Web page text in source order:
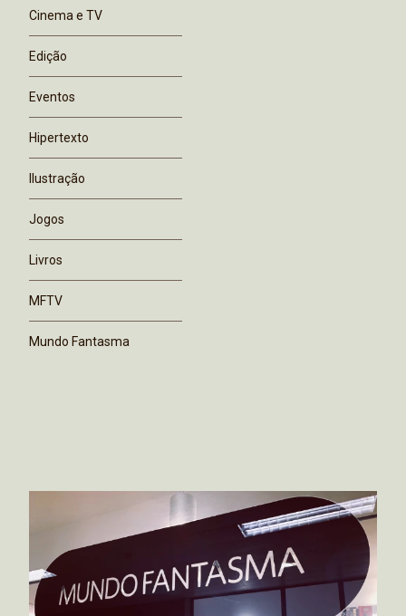
Cinema e TV
Edição
Eventos
Hipertexto
Ilustração
Jogos
Livros
MFTV
Mundo Fantasma